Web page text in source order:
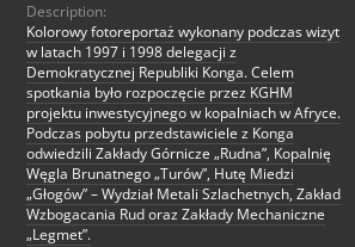
Description:
Kolorowy fotoreportaż wykonany podczas wizyt
w latach 1997 i 1998 delegacji z
Demokratycznej Republiki Konga. Celem
spotkania było rozpoczęcie przez KGHM
projektu inwestycyjnego w kopalniach w Afryce.
Podczas pobytu przedstawiciele z Konga
odwiedzili Zakłady Górnicze „Rudna”, Kopalnię
Węgla Brunatnego „Turów”, Hutę Miedzi
„Głogów” – Wydział Metali Szlachetnych, Zakład
Wzbogacania Rud oraz Zakłady Mechaniczne
„Legmet”.